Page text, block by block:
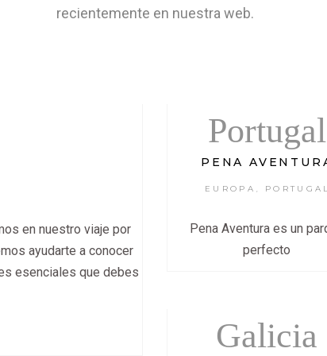
recientemente en nuestra web.
en nuestro viaje por
ayudarte a conocer
esenciales que debes
Portugal
PENA
EUROPA PORTUGAL
Pena Aventura es un
perfecto
Galicia